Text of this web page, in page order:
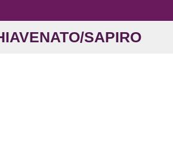
SAPIRO